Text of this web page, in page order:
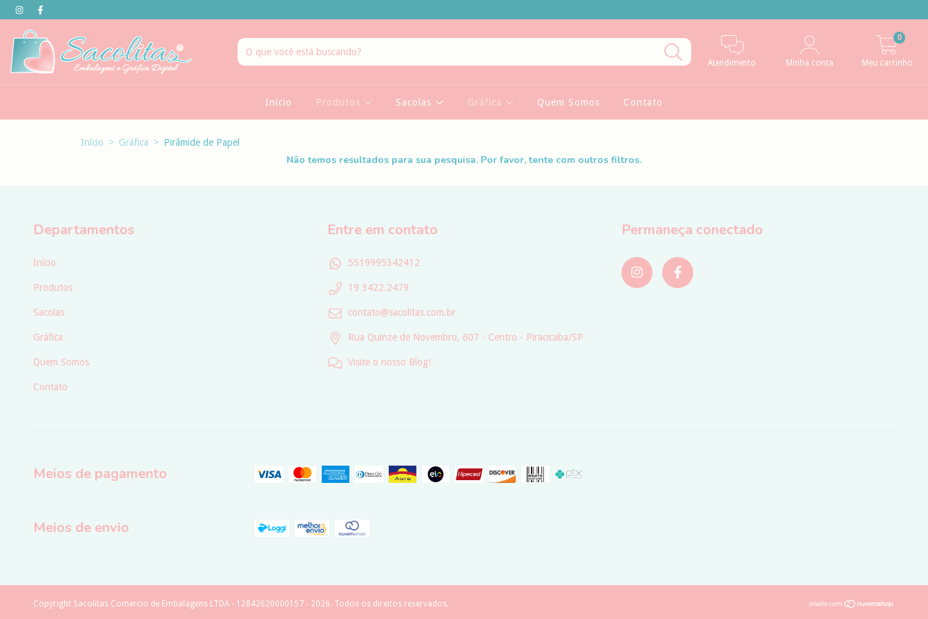
Atendimento Minha conta Meu carrinho
0
Início Produtos Sacolas Gráfica Quem Somos Contato
Início > Gráfica > Pirâmide de Papel
Não temos resultados para sua pesquisa. Por favor, tente com outros filtros.
Departamentos
Início
Produtos
Sacolas
Gráfica
Quem Somos
Contato
Entre em contato
5519995342412
19 3422.2479
contato@sacolitas.com.br
Rua Quinze de Novembro, 607 - Centro - Piracicaba/SP
Visite o nosso Blog!
Permaneça conectado
Meios de pagamento
Meios de envio
Copyright Sacolitas Comercio de Embalagens LTDA - 12842620000157 - 2026. Todos os direitos reservados.